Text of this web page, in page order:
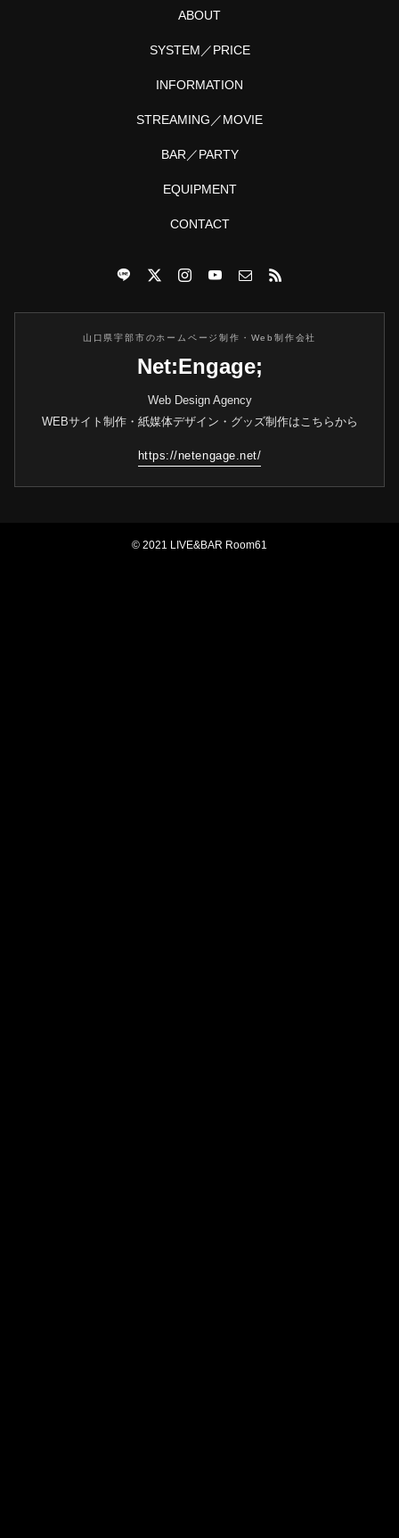
ABOUT
SYSTEM／PRICE
INFORMATION
STREAMING／MOVIE
BAR／PARTY
EQUIPMENT
CONTACT
山口県宇部市のホームページ制作・Web制作会社
Net:Engage;
Web Design Agency
WEBサイト制作・紙媒体デザイン・グッズ制作はこちらから
https://netengage.net/
© 2021 LIVE&BAR Room61